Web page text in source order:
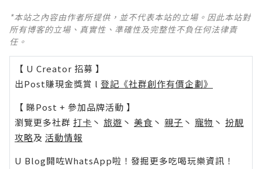
*本站之內容由作者所提供，並不代表本站的立場。因此本站對
所有博客的立場、真實性、準確性及完整性不負任何法律責
任。
【 U Creator 招募 】
出Post賺現金獎賞 l 登記《社群創作有價企劃》
【 睇Post + 參加品牌活動 】
瀏覽更多社群 打卡 丶 旅遊 丶 美食 丶 親子 丶 寵物 丶 扮靚
攻略及 活動情報
U Blog開咗WhatsApp啦！發掘更多吃喝玩樂資訊！